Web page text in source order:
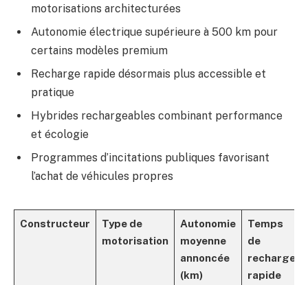
motorisations architecturées
Autonomie électrique supérieure à 500 km pour
certains modèles premium
Recharge rapide désormais plus accessible et
pratique
Hybrides rechargeables combinant performance
et écologie
Programmes d’incitations publiques favorisant
l’achat de véhicules propres
Constructeur
Type de
motorisation
Autonomie
moyenne
annoncée
(km)
Temps
de
recharge
rapide